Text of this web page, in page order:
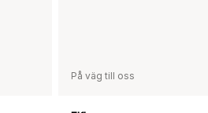
På väg till oss